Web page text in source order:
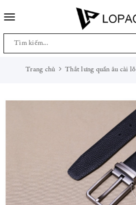
Toggle
Trang chủ Thắt lưng quần âu cài lỗ